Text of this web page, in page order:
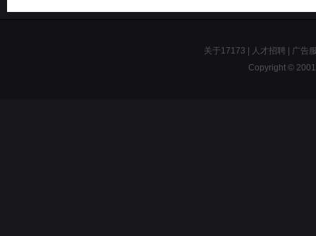
关于17173 人才招聘
广告
Copyright ©